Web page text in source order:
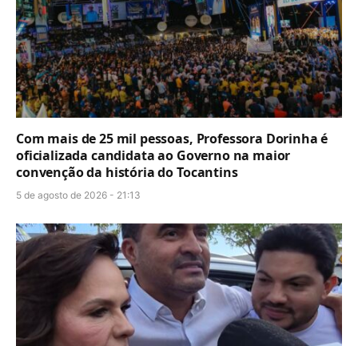
Com mais de 25 mil pessoas, Professora Dorinha é
oficializada candidata ao Governo na maior
convenção da história do Tocantins
5 de agosto de 2026 - 21:13